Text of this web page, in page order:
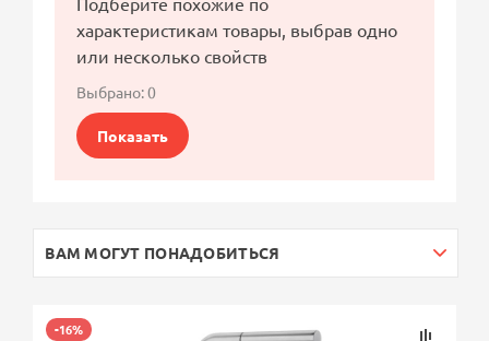
характеристикам товары, выбрав одно
или несколько свойств
Выбрано:0
Показать
ВАМ МОГУТ ПОНАДОБИТЬСЯ
-16%